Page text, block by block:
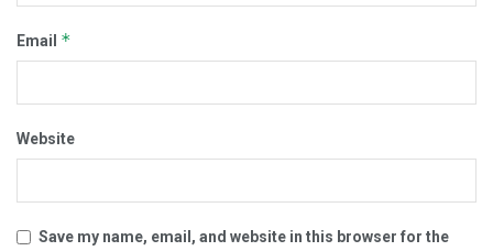
Email *
Website
Save my name, email, and website in this browser for the